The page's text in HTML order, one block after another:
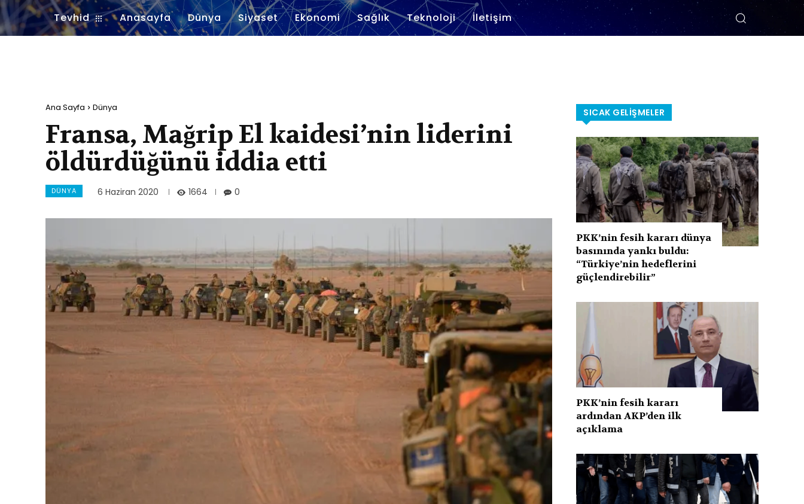
Tevhid Anasayfa Dünya Siyaset Ekonomi Sağlık Teknoloji İletişim
Ana Sayfa Dünya
Fransa, Mağrip El kaidesi’nin liderini
öldürdüğünü iddia etti
DÜNYA 6 Haziran 2020 1664 0
SICAK GELIŞMELER
PKK’nin fesih kararı dünya
basınında yankı buldu:
“Türkiye’nin hedeflerini
güçlendirebilir”
PKK’nin fesih kararı
ardından AKP’den ilk
açıklama